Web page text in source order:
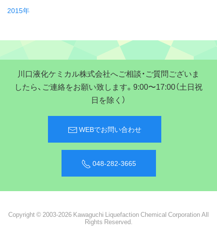
2015年
川口液化ケミカル株式会社へご相談・ご質問ございま
したら、ご連絡をお願い致します。9:00〜17:00（土日祝
日を除く）
WEBでお問い合わせ
048-282-3665
Copyright © 2003-2026 Kawaguchi Liquefaction Chemical Corporation All
Rights Reserved.